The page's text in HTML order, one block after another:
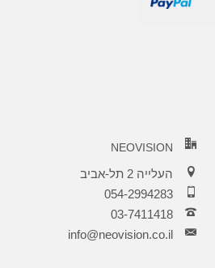
NEOVISION
העלייה 2 תל-אביב
054-2994283
03-7411418‏
info@neovision.co.il